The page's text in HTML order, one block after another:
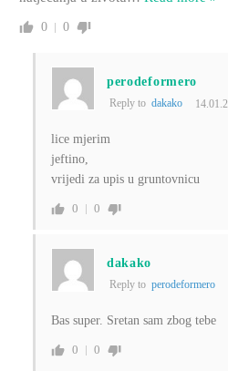
0 0
perodeformero
Reply to dakako
lice mjerim
jeftino,
vrijedi za upis u gruntovnicu
0 0
dakako
Reply to perodeformero
Bas super. Sretan sam zbog tebe
0 0